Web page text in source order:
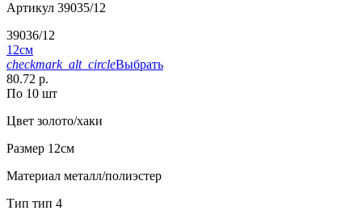
Артикул 39035/12
39036/12
12см
checkmark_alt_circleВыбрать
80.72 р.
По 10 шт
Цвет золото/хаки
Размер 12см
Материал металл/полиэстер
Тип тип 4